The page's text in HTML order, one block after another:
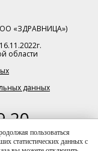
«ЗДРАВНИЦА»)
области
данных
20
пользоваться
статистических данных с